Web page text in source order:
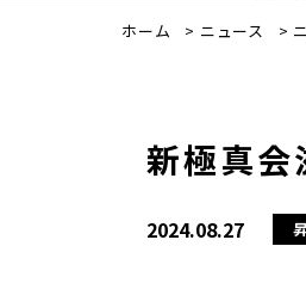
ホーム > ニュース >
新極真
2024.08.27